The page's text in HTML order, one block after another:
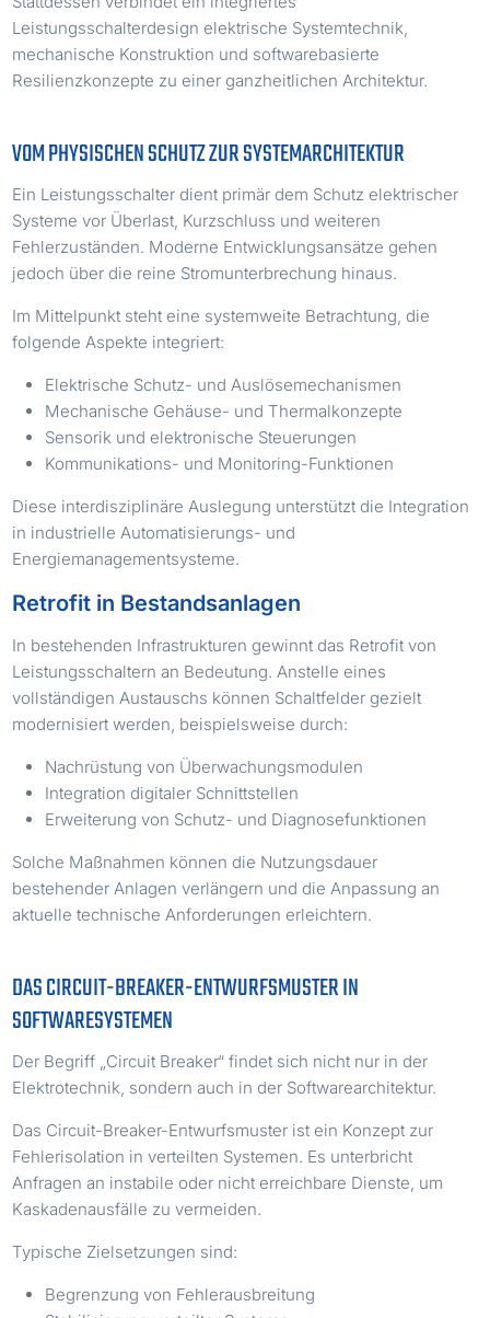
Leistungsschalterdesign elektrische Systemtechnik,
mechanische Konstruktion und softwarebasierte
Resilienzkonzepte zu einer ganzheitlichen Architektur.
VOM PHYSISCHEN SCHUTZ ZUR SYSTEMARCHITEKTUR
Ein Leistungsschalter dient primär dem Schutz elektrischer
Systeme vor Überlast, Kurzschluss und weiteren
Fehlerzuständen. Moderne Entwicklungsansätze gehen
jedoch über die reine Stromunterbrechung hinaus.
Im Mittelpunkt steht eine systemweite Betrachtung, die
folgende Aspekte integriert:
Elektrische Schutz- und Auslösemechanismen
Mechanische Gehäuse- und Thermalkonzepte
Sensorik und elektronische Steuerungen
Kommunikations- und Monitoring-Funktionen
Diese interdisziplinäre Auslegung unterstützt die Integration
in industrielle Automatisierungs- und
Energiemanagementsysteme.
Retrofit in Bestandsanlagen
In bestehenden Infrastrukturen gewinnt das Retrofit von
Leistungsschaltern an Bedeutung. Anstelle eines
vollständigen Austauschs können Schaltfelder gezielt
modernisiert werden, beispielsweise durch:
Nachrüstung von Überwachungsmodulen
Integration digitaler Schnittstellen
Erweiterung von Schutz- und Diagnosefunktionen
Solche Maßnahmen können die Nutzungsdauer
bestehender Anlagen verlängern und die Anpassung an
aktuelle technische Anforderungen erleichtern.
DAS CIRCUIT-BREAKER-ENTWURFSMUSTER IN
SOFTWARESYSTEMEN
Der Begriff „Circuit Breaker“ findet sich nicht nur in der
Elektrotechnik, sondern auch in der Softwarearchitektur.
Das Circuit-Breaker-Entwurfsmuster ist ein Konzept zur
Fehlerisolation in verteilten Systemen. Es unterbricht
Anfragen an instabile oder nicht erreichbare Dienste, um
Kaskadenausfälle zu vermeiden.
Typische Zielsetzungen sind:
Begrenzung von Fehlerausbreitung